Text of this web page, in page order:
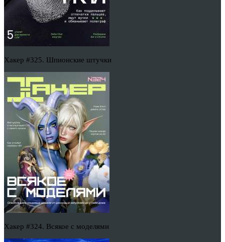
Хакер #325. Шпионские штучки
Хакер #324. Всякое с моделями